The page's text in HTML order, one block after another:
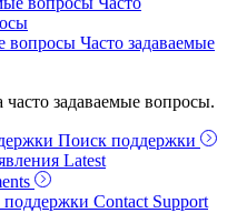
вопросы Часто задаваемые
задаваемые вопросы.
Поиск поддержки
Latest
поддержки Contact Support